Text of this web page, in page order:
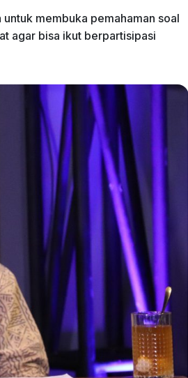
membuka pemahaman soal
agar bisa ikut berpartisipasi